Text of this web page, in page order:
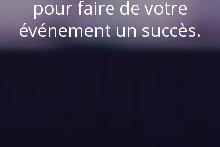
pour faire de votre
événement un succès.